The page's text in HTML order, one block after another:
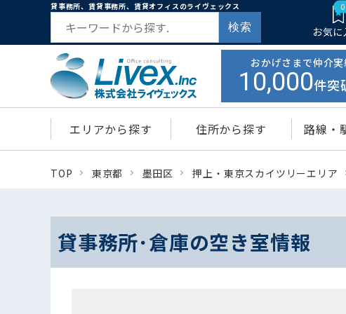
貸事務所、賃貸事務所、賃貸オフィスのライヴェックス
検索
0
お気に
おかげさまで仲介実
10,000件突
エリアから探す 住所から探す 路線・
TOP 東京都 墨田区 押上・東京スカイツリーエリア
貸事務所･倉庫の空き室情報